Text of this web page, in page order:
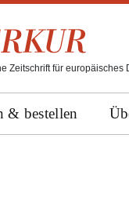
Zeitschrift für europäisches
& bestellen